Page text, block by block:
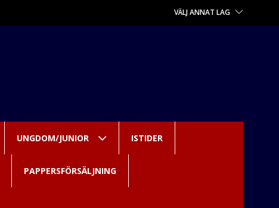
VÄLJ ANNAT LAG
UNGDOM/JUNIOR ISTIDER
PAPPERSFÖRSÄLJNING